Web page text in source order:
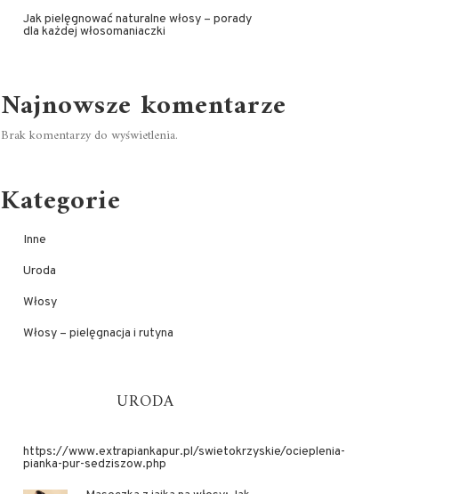
Jak pielęgnować naturalne włosy – porady
dla każdej włosomaniaczki
Najnowsze komentarze
Brak komentarzy do wyświetlenia.
Kategorie
Inne
Uroda
Włosy
Włosy – pielęgnacja i rutyna
URODA
https://www.extrapiankapur.pl/swietokrzyskie/ocieplenia-
pianka-pur-sedziszow.php